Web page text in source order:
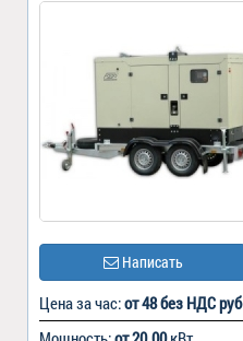
Написать
Цена за час:от 48 без НДС руб